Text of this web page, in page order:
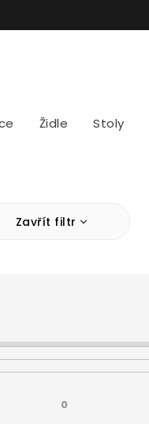
Židle Stoly
Zavřít filtr
0